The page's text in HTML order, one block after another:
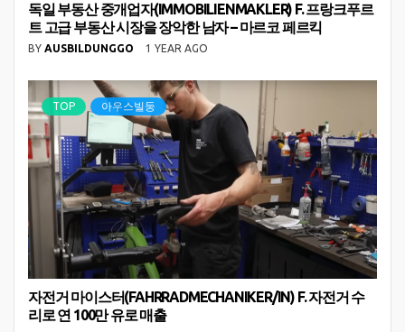
독일 부동산 중개업자(IMMOBILIENMAKLER) F. 프랑크푸르
트 고급 부동산 시장을 장악한 남자 – 마르코 페르킥
BY AUSBILDUNGGO 1 YEAR AGO
TOP 아우스빌둥
자전거 마이스터(FAHRRADMECHANIKER/IN) F. 자전거 수
리로 연 100만 유로 매출